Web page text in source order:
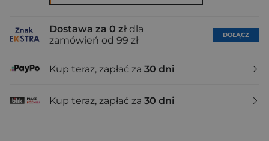
Dostawa za 0 zł dla
zamówień od 99 zł
DOŁĄCZ
Kup teraz, zapłać za 30 dni
Kup teraz, zapłać za 30 dni